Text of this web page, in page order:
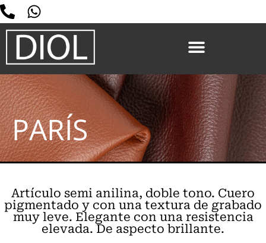
PARÍS
Artículo semi anilina, doble tono. Cuero
pigmentado y con una textura de grabado
muy leve. Elegante con una resistencia
elevada. De aspecto brillante.